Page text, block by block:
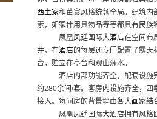
西土家和苗寨风格统领全局。建筑内
素，如家什用具物品等等都具有民族
凤凰凤廷国际大酒店在空间布
井，在酒店的每层还专门配置了露天
台，贮立在亭台和观山澜水。
酒店内部功能齐全，配套设施完
约280余间/套。客房内设施齐全，
接入。每间房的背景墙由各大画家结
凤凰凤廷国际大酒店拥有风格